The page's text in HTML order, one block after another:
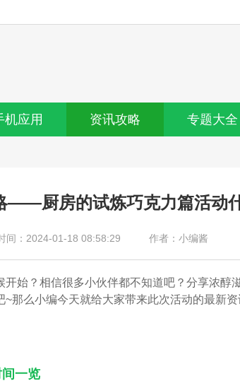
机应用 资讯攻略 专题大全
——厨房的试炼巧克力篇活动
间：2024-01-18 08:58:29 作者：小编酱
开始？相信很多小伙伴都不知道吧？分享浓醇
那么小编今天就给大家带来此次活动的最新
一览